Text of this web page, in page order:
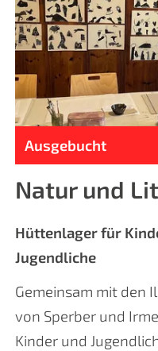
Ausgebucht
Natur und
Hüttenlager für
Jugendliche
Gemeinsam mit den
von Sperber und
Kinder und